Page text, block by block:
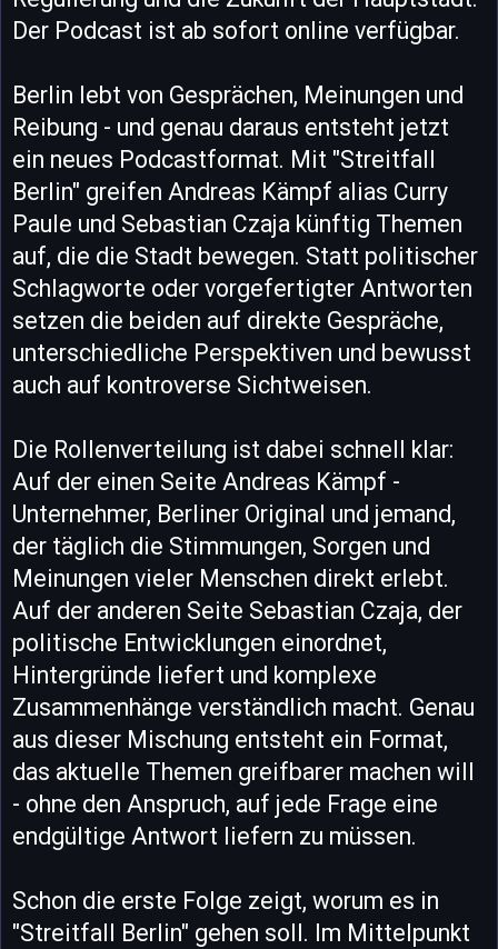
Der Podcast ist ab sofort online verfügbar.
Berlin lebt von Gesprächen, Meinungen und
Reibung - und genau daraus entsteht jetzt
ein neues Podcastformat. Mit "Streitfall
Berlin" greifen Andreas Kämpf alias Curry
Paule und Sebastian Czaja künftig Themen
auf, die die Stadt bewegen. Statt politischer
Schlagworte oder vorgefertigter Antworten
setzen die beiden auf direkte Gespräche,
unterschiedliche Perspektiven und bewusst
auch auf kontroverse Sichtweisen.
Die Rollenverteilung ist dabei schnell klar:
Auf der einen Seite Andreas Kämpf -
Unternehmer, Berliner Original und jemand,
der täglich die Stimmungen, Sorgen und
Meinungen vieler Menschen direkt erlebt.
Auf der anderen Seite Sebastian Czaja, der
politische Entwicklungen einordnet,
Hintergründe liefert und komplexe
Zusammenhänge verständlich macht. Genau
aus dieser Mischung entsteht ein Format,
das aktuelle Themen greifbarer machen will
- ohne den Anspruch, auf jede Frage eine
endgültige Antwort liefern zu müssen.
Schon die erste Folge zeigt, worum es in
"Streitfall Berlin" gehen soll. Im Mittelpunkt